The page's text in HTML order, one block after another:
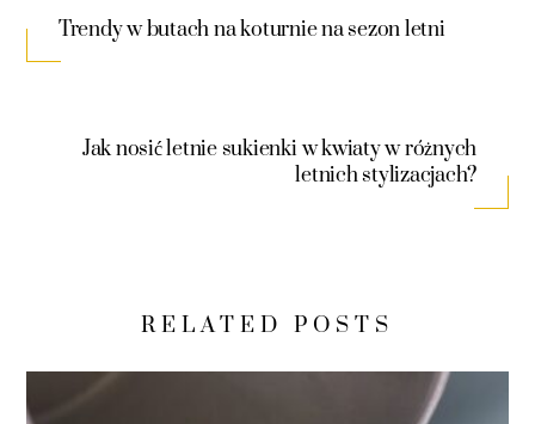
Trendy w butach na koturnie na sezon letni
Jak nosić letnie sukienki w kwiaty w różnych
letnich stylizacjach?
RELATED POSTS